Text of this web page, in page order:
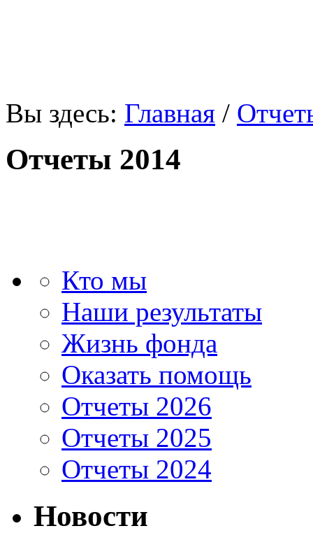
Вы здесь: Главная /
Отчеты 2014
Кто мы
Наши результаты
Жизнь фонда
Оказать помощь
Отчеты 2026
Отчеты 2025
Отчеты 2024
Новости